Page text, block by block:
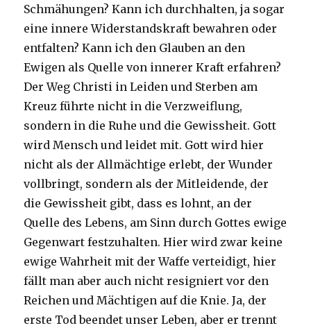
Schmähungen? Kann ich durchhalten, ja sogar
eine innere Widerstandskraft bewahren oder
entfalten? Kann ich den Glauben an den
Ewigen als Quelle von innerer Kraft erfahren?
Der Weg Christi in Leiden und Sterben am
Kreuz führte nicht in die Verzweiflung,
sondern in die Ruhe und die Gewissheit. Gott
wird Mensch und leidet mit. Gott wird hier
nicht als der Allmächtige erlebt, der Wunder
vollbringt, sondern als der Mitleidende, der
die Gewissheit gibt, dass es lohnt, an der
Quelle des Lebens, am Sinn durch Gottes ewige
Gegenwart festzuhalten. Hier wird zwar keine
ewige Wahrheit mit der Waffe verteidigt, hier
fällt man aber auch nicht resigniert vor den
Reichen und Mächtigen auf die Knie. Ja, der
erste Tod beendet unser Leben, aber er trennt